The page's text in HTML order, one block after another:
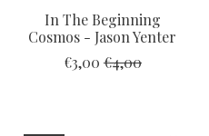
In The Beginning
Cosmos - Jason Yenter
€3,00 €4,00